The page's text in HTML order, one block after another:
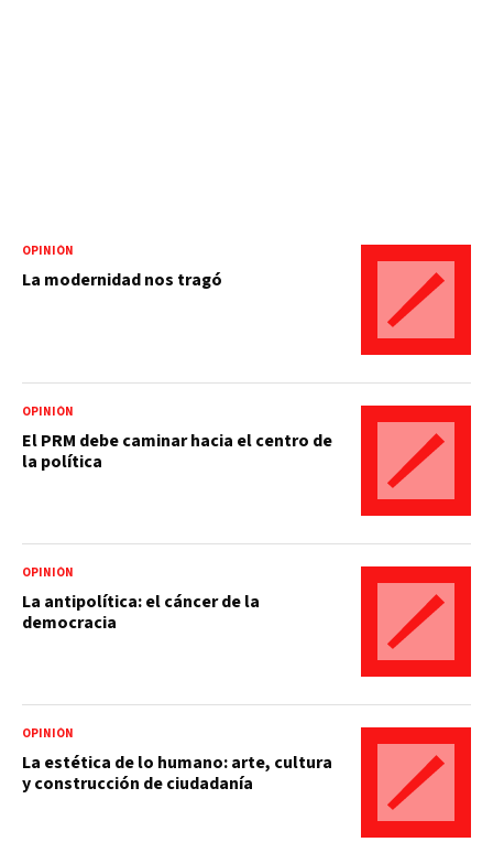
OPINIÓN
La modernidad nos tragó
OPINIÓN
El PRM debe caminar hacia el centro de
la política
OPINIÓN
La antipolítica: el cáncer de la
democracia
OPINIÓN
La estética de lo humano: arte, cultura
y construcción de ciudadanía